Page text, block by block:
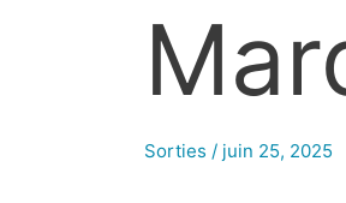
Sorties / juin 25, 2025